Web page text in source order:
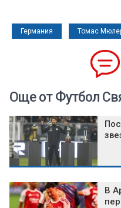
Германия Томас
Още от Футбол
В